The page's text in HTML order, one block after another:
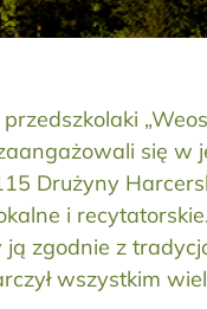
się w
Drużyny
i
zgodnie z
wszystkim